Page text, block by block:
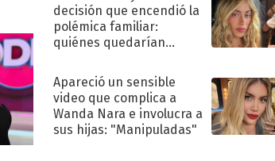
decisión que encendió la
polémica familiar:
quiénes quedarían
Apareció un sensible
video que complica a
Wanda Nara e involucra a
sus hijas: "Manipuladas"